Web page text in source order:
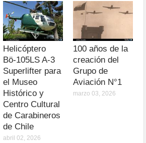
Helicóptero
Bö-105LS A-3
Superlifter para
el Museo
Histórico y
Centro Cultural
de Carabineros
de Chile
abril 02, 2026
100 años de la
creación del
Grupo de
Aviación N°1
marzo 03, 2026